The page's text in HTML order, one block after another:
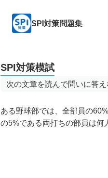
SPI対策問題集
SPI対策模試
次の文章を読んで問いに答え
ある野球部では、全部員の
の5%である両打ちの部員は何